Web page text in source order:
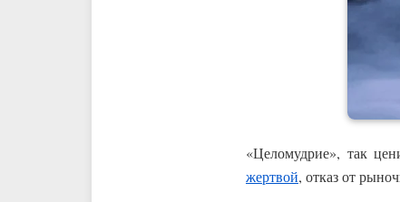
«Целомудрие», так
жертвой, отказ от